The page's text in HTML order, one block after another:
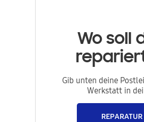
Wo soll
Gib unten deine
Werkstatt in